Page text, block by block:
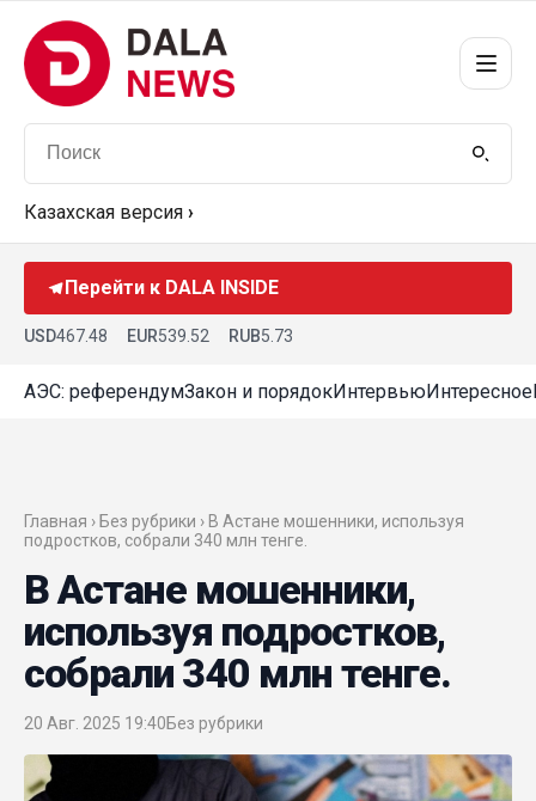
Казахская версия ›
Перейти к DALA INSIDE
USD467.48 EUR539.52 RUB5.73
АЭС: референдумЗакон и порядокИнтервьюИнтересное
Главная › Без рубрики › В Астане мошенники, используя
подростков, собрали 340 млн тенге.
В Астане мошенники,
используя подростков,
собрали 340 млн тенге.
20 Авг. 2025 19:40Без рубрики